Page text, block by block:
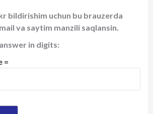
bildirishim uchun bu brauzerda
va saytim manzili saqlansin.
in digits:
=